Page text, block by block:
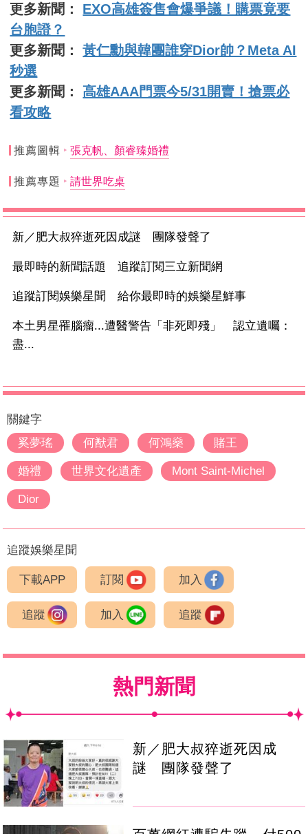
更多新聞： EXO高雄簽售會爆爭議！購票竟要
台胞證？
更多新聞：黃仁勳與韓團誰穿Dior帥？Meta AI
秒選
更多新聞：高雄AAA門票今5/31開賣！搶票必
看攻略
推薦圖輯 張克帆、顏睿臻婚禮
推薦專題 請世界吃桌
新／肥大叔猝逝死因成謎 團隊發聲了
最即時的新聞話題 追蹤訂閱三立新聞網
追蹤訂閱娛樂星聞 給你最即時的娛樂星鮮事
本土男星罹腦瘤...遭醫警告「非死即殘」 認立遺囑：
盡...
關鍵字
奚夢瑤
何猷君 何鴻燊 賭王
婚禮 世界文化遺產 Mont Saint-Michel
Dior
追蹤娛樂星聞
下載APP 訂閱 加入
追蹤 加入 追蹤
熱門新聞
新／肥大叔猝逝死因成
謎 團隊發聲了